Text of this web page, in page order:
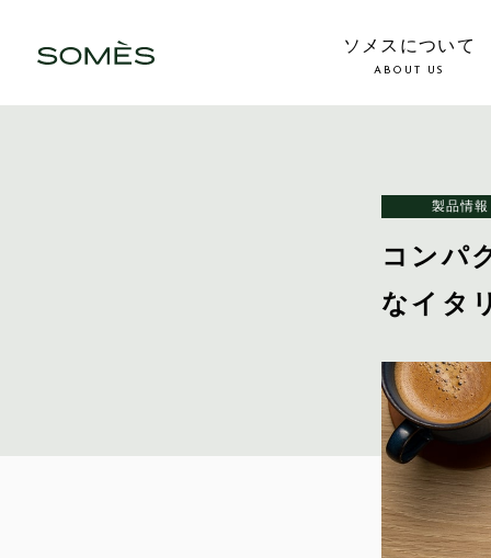
ソメスについて
ABOUT US
製品情報
コンパ
なイタ